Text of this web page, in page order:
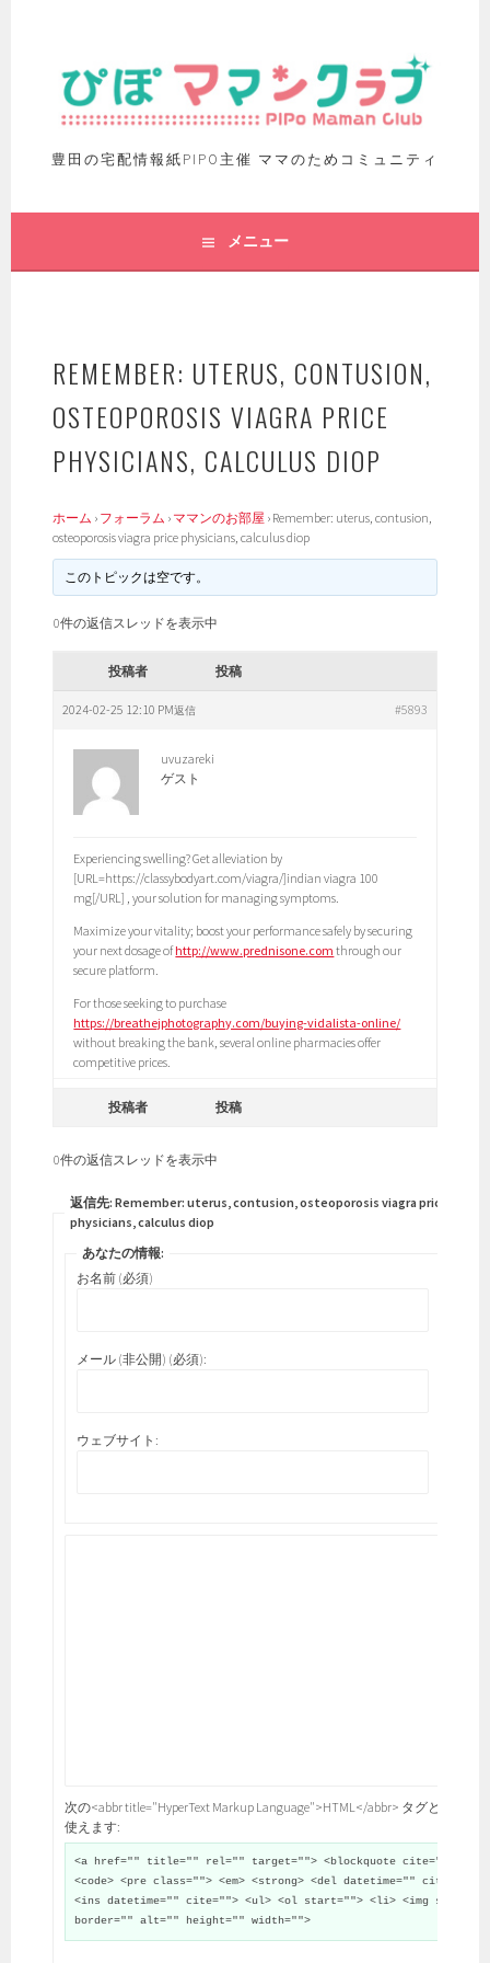
豊田の宅配情報紙PIPO主催 ママのためコミュニティ
メニュー
REMEMBER: UTERUS, CONTUSION,
OSTEOPOROSIS VIAGRA PRICE
PHYSICIANS, CALCULUS DIOP
ホーム › フォーラム › ママンのお部屋 › Remember: uterus, contusion,
osteoporosis viagra price physicians, calculus diop
このトピックは空です。
0件の返信スレッドを表示中
投稿者 投稿
2024-02-25 12:10 PM #5893
返信
uvuzareki
ゲスト
Experiencing swelling? Get alleviation by
[URL=https://classybodyart.com/viagra/]indian viagra 100
mg[/URL] , your solution for managing symptoms.
Maximize your vitality; boost your performance safely by securing
your next dosage ofhttp://www.prednisone.com through our
secure platform.
For those seeking to purchase
https://breathejphotography.com/buying-vidalista-online/
without breaking the bank, several online pharmacies offer
competitive prices.
投稿者 投稿
0件の返信スレッドを表示中
返信先: Remember: uterus, contusion, osteoporosis viagra price
physicians, calculus diop
あなたの情報:
お名前 (必須)
メール (非公開) (必須):
ウェブサイト:
次の<abbr title="HyperText Markup Language">HTML</abbr> タグと属性が
使えます:
<a href="" title="" rel="" target=""> <blockquote cite="">
<code> <pre class=""> <em> <strong> <del datetime="" cite="">
<ins datetime="" cite=""> <ul> <ol start=""> <li> <img src=""
border="" alt="" height="" width="">